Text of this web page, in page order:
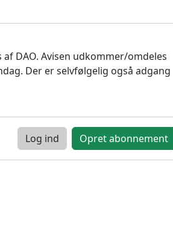
DAO. Avisen udkommer/omdeles
Der er selvfølgelig også adgang
Log ind